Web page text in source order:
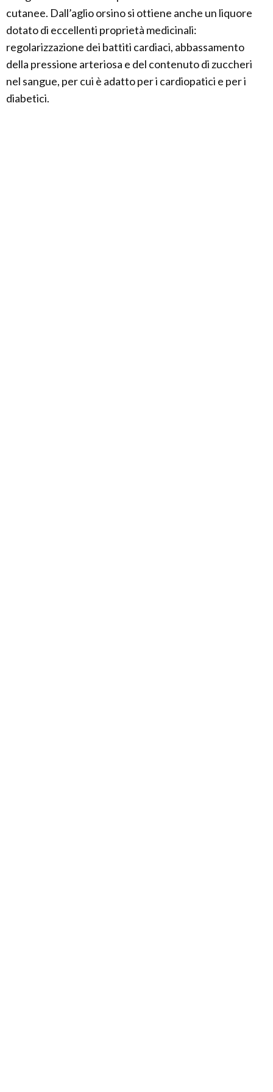
cutanee. Dall’aglio orsino si ottiene anche un liquore
dotato di eccellenti proprietà medicinali:
regolarizzazione dei battiti cardiaci, abbassamento
della pressione arteriosa e del contenuto di zuccheri
nel sangue, per cui è adatto per i cardiopatici e per i
diabetici.